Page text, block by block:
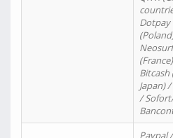
Dotpay
Neosurf
Bitcash
Japan)
/
Paypal